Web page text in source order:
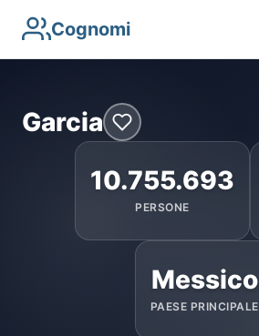
Cognomi
Garcia
10.755.693
PERSONE
Messico
PAESE PRINCIPALE